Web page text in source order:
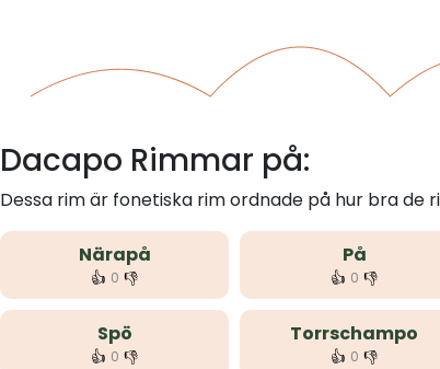
Dacapo Rimmar på:
Dessa rim är fonetiska rim ordnade på hur bra de
Närapå
👍 0 👎
På
👍 0 👎
Spö
👍 0 👎
Torrschampo
👍 0 👎